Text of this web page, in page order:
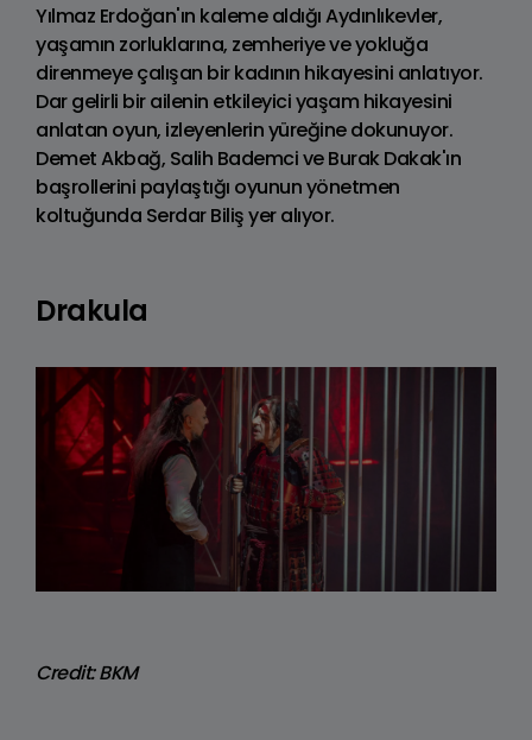
Yılmaz Erdoğan'ın kaleme aldığı Aydınlıkevler,
yaşamın zorluklarına, zemheriye ve yokluğa
direnmeye çalışan bir kadının hikayesini anlatıyor.
Dar gelirli bir ailenin etkileyici yaşam hikayesini
anlatan oyun, izleyenlerin yüreğine dokunuyor.
Demet Akbağ, Salih Bademci ve Burak Dakak'ın
başrollerini paylaştığı oyunun yönetmen
koltuğunda Serdar Biliş yer alıyor.
Drakula
Credit: BKM